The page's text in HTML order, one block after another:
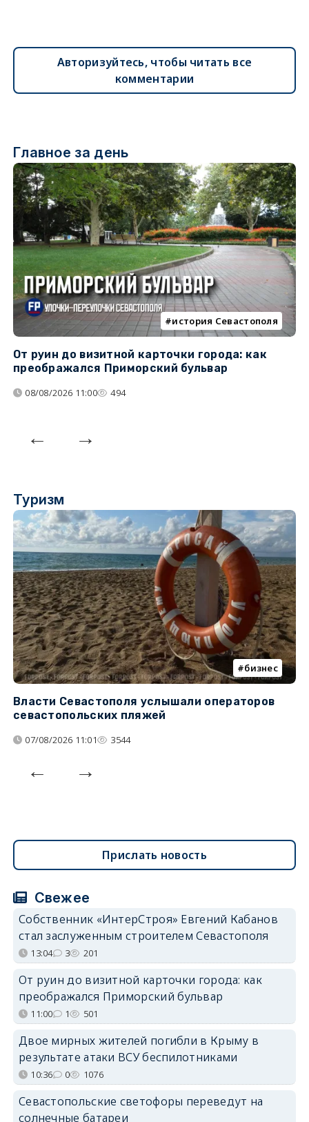
Авторизуйтесь, чтобы читать все
комментарии
Главное за день
история Севастополя
От руин до визитной карточки города: как
преображался Приморский бульвар
08/08/2026 11:00 494
Туризм
бизнес
Власти Севастополя услышали операторов
севастопольских пляжей
07/08/2026 11:01 3544
Прислать новость
Свежее
Собственник «ИнтерСтроя» Евгений Кабанов
стал заслуженным строителем Севастополя
13:04 3 201
От руин до визитной карточки города: как
преображался Приморский бульвар
11:00 1 501
Двое мирных жителей погибли в Крыму в
результате атаки ВСУ беспилотниками
10:36 0 1076
Севастопольские светофоры переведут на
солнечные батареи